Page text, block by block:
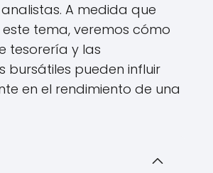
A medida que
tema, veremos cómo
tesorería y las
bursátiles pueden influir
en el rendimiento de una